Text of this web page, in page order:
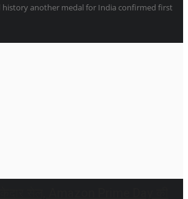
history another medal for India confirmed first